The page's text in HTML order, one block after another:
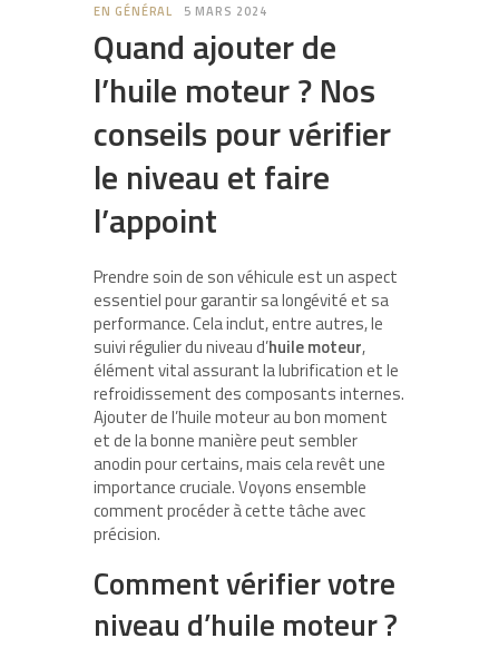
EN GÉNÉRAL 5 MARS 2024
Quand ajouter de
l’huile moteur ? Nos
conseils pour vérifier
le niveau et faire
l’appoint
Prendre soin de son véhicule est un aspect
essentiel pour garantir sa longévité et sa
performance. Cela inclut, entre autres, le
suivi régulier du niveau d’huile moteur,
élément vital assurant la lubrification et le
refroidissement des composants internes.
Ajouter de l’huile moteur au bon moment
et de la bonne manière peut sembler
anodin pour certains, mais cela revêt une
importance cruciale. Voyons ensemble
comment procéder à cette tâche avec
précision.
Comment vérifier votre
niveau d’huile moteur ?